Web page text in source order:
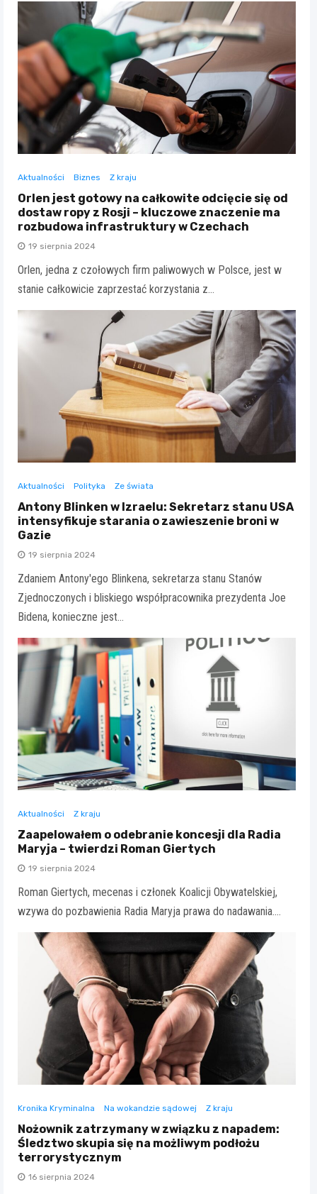
Aktualności Biznes Z kraju
Orlen jest gotowy na całkowite odcięcie się od
dostaw ropy z Rosji – kluczowe znaczenie ma
rozbudowa infrastruktury w Czechach
19 sierpnia 2024
Orlen, jedna z czołowych firm paliwowych w Polsce, jest w
stanie całkowicie zaprzestać korzystania z…
Aktualności Polityka Ze świata
Antony Blinken w Izraelu: Sekretarz stanu USA
intensyfikuje starania o zawieszenie broni w
Gazie
19 sierpnia 2024
Zdaniem Antony'ego Blinkena, sekretarza stanu Stanów
Zjednoczonych i bliskiego współpracownika prezydenta Joe
Bidena, konieczne jest…
Aktualności Z kraju
Zaapelowałem o odebranie koncesji dla Radia
Maryja – twierdzi Roman Giertych
19 sierpnia 2024
Roman Giertych, mecenas i członek Koalicji Obywatelskiej,
wzywa do pozbawienia Radia Maryja prawa do nadawania.…
Kronika Kryminalna Na wokandzie sądowej Z kraju
Nożownik zatrzymany w związku z napadem:
Śledztwo skupia się na możliwym podłożu
terrorystycznym
16 sierpnia 2024